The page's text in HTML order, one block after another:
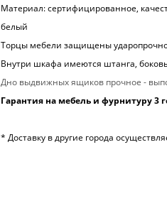
Материал: сертифицированное,
белый
Торцы мебели защищены
Внутри шкафа имеются штанга,
Дно выдвижных ящиков прочное -
Гарантия на мебель и фурнитуру 3
* Доставку в другие города